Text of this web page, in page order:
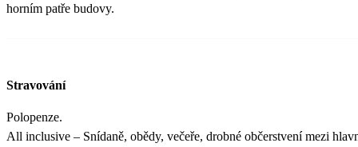
horním patře budovy.
Stravování
Polopenze.
All inclusive – Snídaně, obědy, večeře, drobné občerstvení mezi